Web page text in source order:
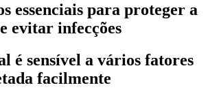
essenciais para proteger a
evitar infecções
é sensível a vários fatores
facilmente